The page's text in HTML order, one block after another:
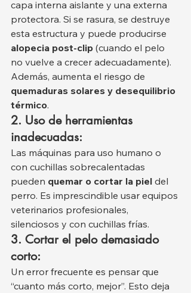
capa interna aislante y una externa
protectora. Si se rasura, se destruye
esta estructura y puede producirse
alopecia post-clip (cuando el pelo
no vuelve a crecer adecuadamente).
Además, aumenta el riesgo de
quemaduras solares y desequilibrio
térmico.
2. Uso de herramientas
inadecuadas:
Las máquinas para uso humano o
con cuchillas sobrecalentadas
pueden quemar o cortar la piel del
perro. Es imprescindible usar equipos
veterinarios profesionales,
silenciosos y con cuchillas frías.
3. Cortar el pelo demasiado
corto:
Un error frecuente es pensar que
“cuanto más corto, mejor”. Esto deja